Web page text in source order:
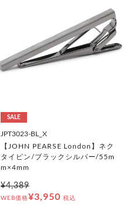
SALE
JPT3023-BL_X
【JOHN PEARSE London】ネク
タイピン/ブラックシルバー/55m
m×4mm
¥4,389
WEB価格¥3,950 税込